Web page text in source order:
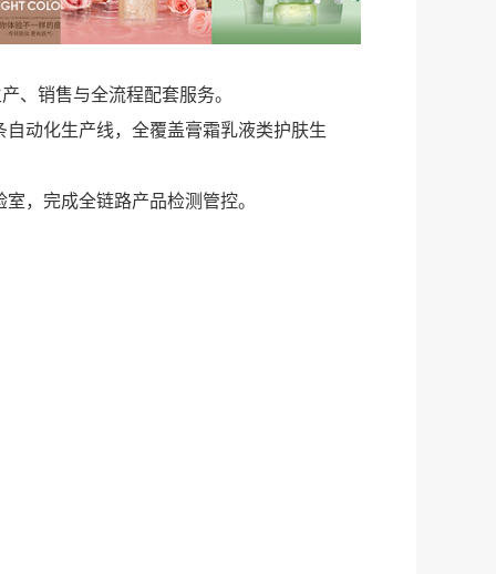
、销售与全流程配套服务。
动化生产线，全覆盖膏霜乳液类护肤生
，完成全链路产品检测管控。